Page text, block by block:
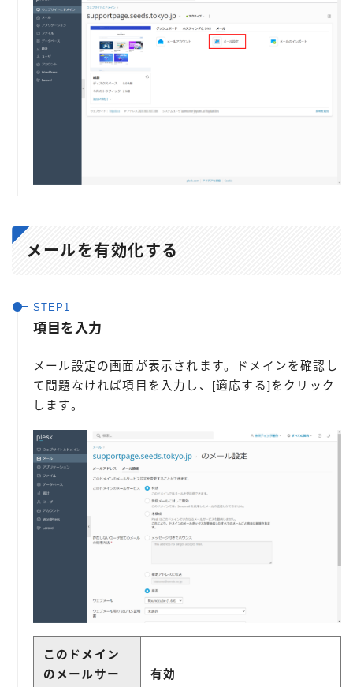
メールを有効化する
項目を入力
メール設定の画面が表示されます。ドメインを確認し
て問題なければ項目を入力し、[適応する]をクリック
します。
このドメイン
のメールサー
有効